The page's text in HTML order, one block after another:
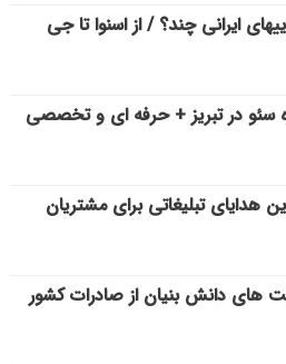
ماشین لباسشویی‎های ایرانی چند؟ / از اسنوا تا جی
سئو در تبریز + حرفه ای و تخصصی
هدایای تبلیغاتی برای مشتریان
های دانش بنیان از صادرات کشور